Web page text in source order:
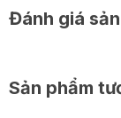
- Xuất xứ Bỉ -
viên socola
thủy, tự nhiên
từ.
Đánh giá
Sản phẩm